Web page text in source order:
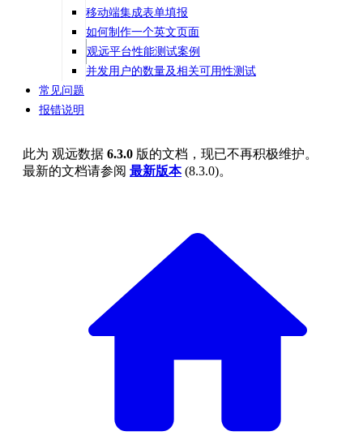
移动端集成表单填报
如何制作一个英文页面
观远平台性能测试案例
并发用户的数量及相关可用性测试
常见问题
报错说明
此为 观远数据 6.3.0 版的文档，现已不再积极维护。
最新的文档请参阅 最新版本(8.3.0)。